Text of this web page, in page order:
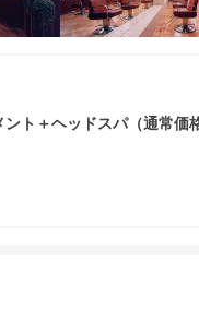
ト＋ヘッドスパ（通常価